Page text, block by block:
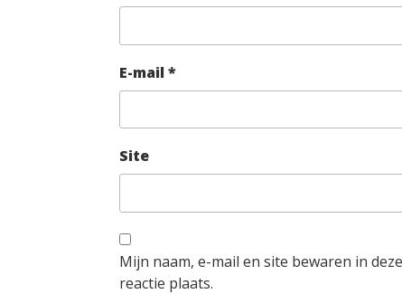
E-mail *
Site
Mijn naam, e-mail en site bewaren in
reactie plaats.